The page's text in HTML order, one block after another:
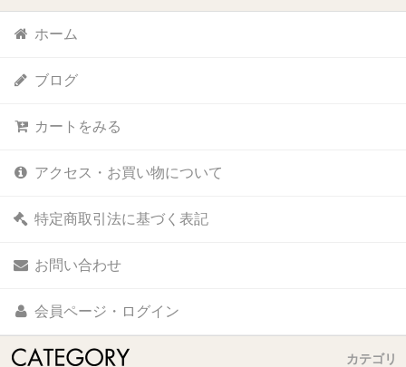
ホーム
ブログ
カートをみる
アクセス・お買い物について
特定商取引法に基づく表記
お問い合わせ
会員ページ・ログイン
カテゴリ